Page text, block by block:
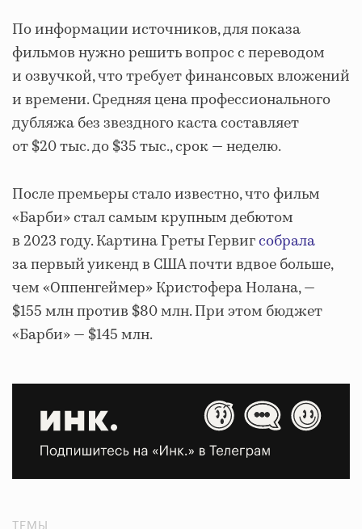
По информации источников, для показа
фильмов нужно решить вопрос с переводом
и озвучкой, что требует финансовых вложений
и времени. Средняя цена профессионального
дубляжа без звездного каста составляет
от $20 тыс. до $35 тыс., срок — неделю.
После премьеры стало известно, что фильм
«Барби» стал самым крупным дебютом
в 2023 году. Картина Греты Гервигсобрала
за первый уикенд в США почти вдвое больше,
чем «Оппенгеймер» Кристофера Нолана, —
$155 млн против $80 млн. При этом бюджет
«Барби» — $145 млн.
ТЕМЫ